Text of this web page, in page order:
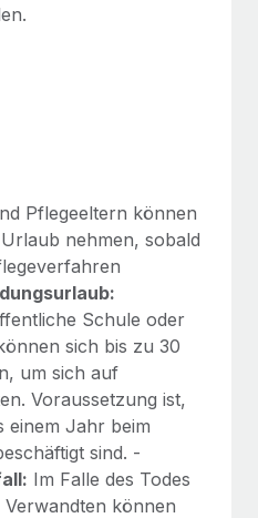
Pflegeeltern können
nehmen, sobald
Schule oder
sich bis zu 30
um sich auf
Voraussetzung ist,
einem Jahr beim
sind. -
Im Falle des Todes
können